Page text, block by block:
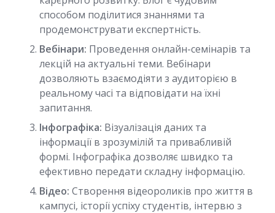
способом поділитися знаннями та
продемонструвати експертність.
Вебінари: Проведення онлайн-семінарів та
лекцій на актуальні теми. Вебінари
дозволяють взаємодіяти з аудиторією в
реальному часі та відповідати на їхні
запитання.
Інфографіка: Візуалізація даних та
інформації в зрозумілій та привабливій
формі. Інфографіка дозволяє швидко та
ефективно передати складну інформацію.
Відео: Створення відеороликів про життя в
кампусі, історії успіху студентів, інтервю з